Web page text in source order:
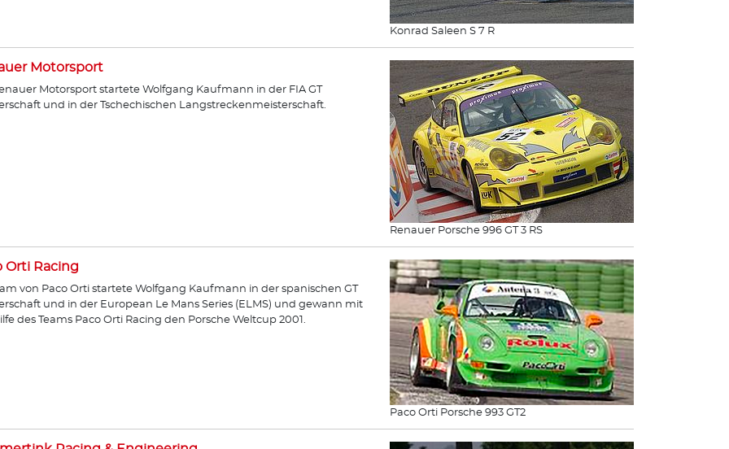
Konrad Saleen S 7 R
Renauer Porsche 996 GT 3 RS
Motorsport
Motorsport startete Wolfgang Kaufmann in der FIA GT
und in der Tschechischen Langstreckenmeisterschaft.
Paco Orti Porsche 993 GT2
Orti Racing
von Paco Orti startete Wolfgang Kaufmann in der spanischen GT
und in der European Le Mans Series (ELMS) und gewann mit
des Teams Paco Orti Racing den Porsche Weltcup 2001.